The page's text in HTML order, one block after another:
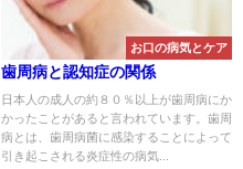
お口の病気とケア
歯周病と認知症の関係
日本人の成人の約８０％以上が歯周病にか
かったことがあると言われています。歯周
病とは、歯周病菌に感染することによって
引き起こされる炎症性の病気...